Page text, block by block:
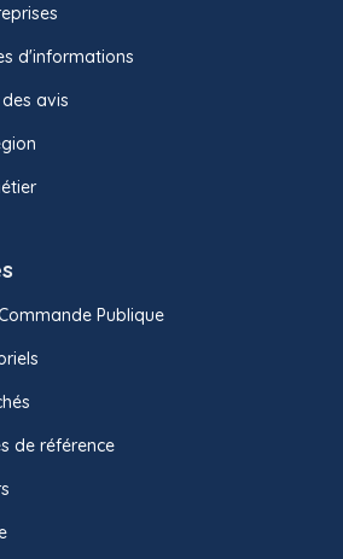
d'informations
avis
Publique
de référence